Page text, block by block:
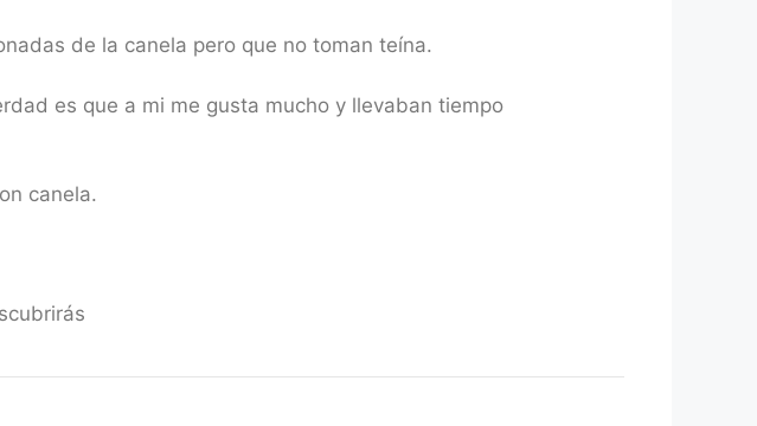
de la canela pero que no toman teína.
es que a mi me gusta mucho y llevaban tiempo
canela.